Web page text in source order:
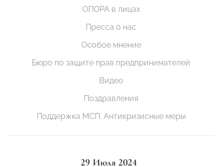
ОПОРА в лицах
Пресса о нас
Особое мнение
Бюро по защите прав предпринимателей
Видео
Поздравления
Поддержка МСП. Антикризисные меры
29 Июля 2024